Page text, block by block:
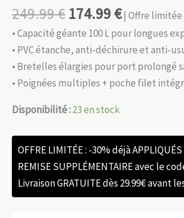
249.99€ 174.99€| Offre
• Capacité géante 100 L pour longues
• PVC étanche, anti-déchirure et anti-
• Bretelles élargies pour port prolongé
• Poignées multiples + poche filet
Disponibilité :23 en stock
OFFRE LIMITÉE : -30% déjà
REMISE SUPPLÉMENTAIRE avec le
Livraison GRATUITE dès 29.99€ avant